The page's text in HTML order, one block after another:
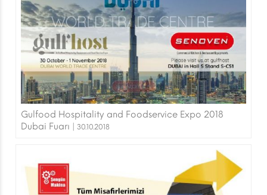
Gulfood Hospitality and Foodservice Expo 2018
Dubai Fuarı | 30.10.2018